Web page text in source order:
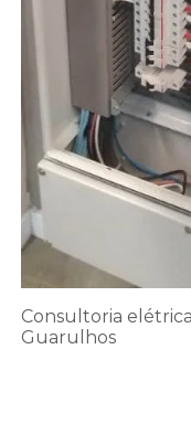
Consultoria
Guarulhos